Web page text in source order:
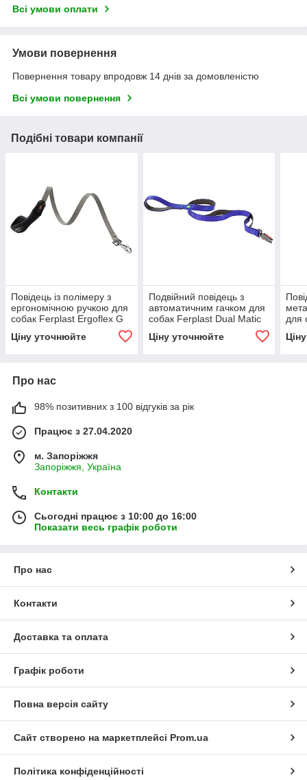
Всі умови оплати
Умови повернення
Повернення товару впродовж 14 днів за домовленістю
Всі умови повернення
Подібні товари компанії
Повідець із полімеру з
ергономічною ручкою для
собак Ferplast Ergoflex G
(Ферпласт Ергофлекс Джі)
Ціну уточнюйте
Подвійний повідець з
автоматичним гачком для
собак Ferplast Dual Matic
G (Ферпласт Дуал Матіс
Джі)
Ціну уточнюйте
для
Про нас
98% позитивних з 100 відгуків за рік
Працює з 27.04.2020
м. Запоріжжя
Запоріжжя, Україна
Контакти
Сьогодні працює з 10:00 до 16:00
Показати весь графік роботи
Про нас
Контакти
Доставка та оплата
Графік роботи
Повна версія сайту
Сайт створено на маркетплейсі Prom.ua
Політика конфіденційності